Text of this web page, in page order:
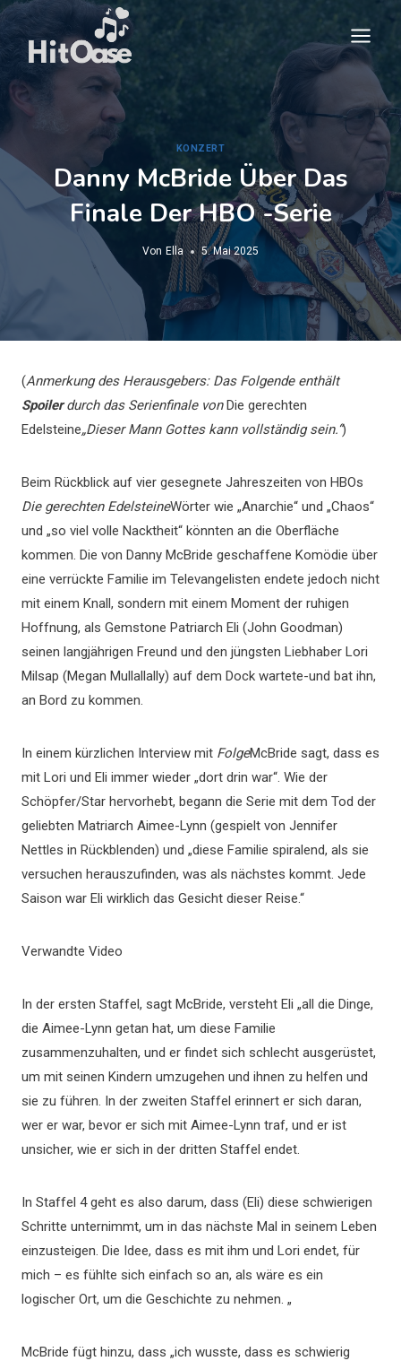
Zum
Inhalt
springen
KONZERT
Danny McBride Über Das
Finale Der HBO -Serie
Von Ella 5. Mai 2025
(Anmerkung des Herausgebers: Das Folgende enthält
Spoilerdurch das Serienfinale vonDie gerechten
Edelsteine„Dieser Mann Gottes kann vollständig sein.“)
Beim Rückblick auf vier gesegnete Jahreszeiten von HBOs
Die gerechten EdelsteineWörter wie „Anarchie“ und „Chaos“
und „so viel volle Nacktheit“ könnten an die Oberfläche
kommen. Die von Danny McBride geschaffene Komödie über
eine verrückte Familie im Televangelisten endete jedoch nicht
mit einem Knall, sondern mit einem Moment der ruhigen
Hoffnung, als Gemstone Patriarch Eli (John Goodman)
seinen langjährigen Freund und den jüngsten Liebhaber Lori
Milsap (Megan Mullallally) auf dem Dock wartete-und bat ihn,
an Bord zu kommen.
In einem kürzlichen Interview mit FolgeMcBride sagt, dass es
mit Lori und Eli immer wieder „dort drin war“. Wie der
Schöpfer/Star hervorhebt, begann die Serie mit dem Tod der
geliebten Matriarch Aimee-Lynn (gespielt von Jennifer
Nettles in Rückblenden) und „diese Familie spiralend, als sie
versuchen herauszufinden, was als nächstes kommt. Jede
Saison war Eli wirklich das Gesicht dieser Reise.“
Verwandte Video
In der ersten Staffel, sagt McBride, versteht Eli „all die Dinge,
die Aimee-Lynn getan hat, um diese Familie
zusammenzuhalten, und er findet sich schlecht ausgerüstet,
um mit seinen Kindern umzugehen und ihnen zu helfen und
sie zu führen. In der zweiten Staffel erinnert er sich daran,
wer er war, bevor er sich mit Aimee-Lynn traf, und er ist
unsicher, wie er sich in der dritten Staffel endet.
In Staffel 4 geht es also darum, dass (Eli) diese schwierigen
Schritte unternimmt, um in das nächste Mal in seinem Leben
einzusteigen. Die Idee, dass es mit ihm und Lori endet, für
mich – es fühlte sich einfach so an, als wäre es ein
logischer Ort, um die Geschichte zu nehmen. „
McBride fügt hinzu, dass „ich wusste, dass es schwierig